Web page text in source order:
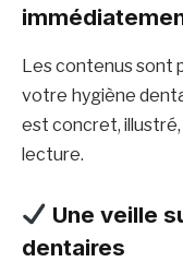
Les contenus sont
votre hygiène
est concret,
lecture.
Une veille
dentaires